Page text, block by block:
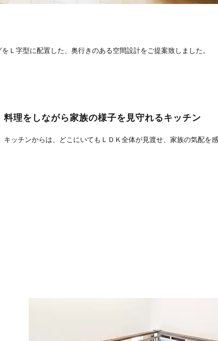
Ｌ字型に配置した、奥行きのある空間設計をご提案致しました。
料理をしながら家族の様子を見守れるキッチン
キッチンからは、どこにいてもＬＤＫ全体が見渡せ、家族の気配を感